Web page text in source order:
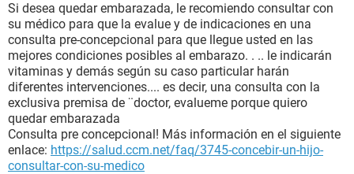
Si desea quedar embarazada, le recomiendo consultar con
su médico para que la evalue y de indicaciones en una
consulta pre-concepcional para que llegue usted en las
mejores condiciones posibles al embarazo. . .. le indicarán
vitaminas y demás según su caso particular harán
diferentes intervenciones.... es decir, una consulta con la
exclusiva premisa de ¨doctor, evalueme porque quiero
quedar embarazada
Consulta pre concepcional! Más información en el siguiente
enlace: https://salud.ccm.net/faq/3745-concebir-un-hijo-
consultar-con-su-medico